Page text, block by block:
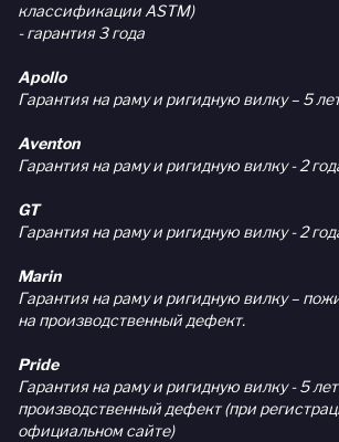
классификации ASTM)
- гарантия 3 года
Apollo
Гарантия на раму и ригидную вилку – 5
Aventon
Гарантия на раму и ригидную вилку - 2
GT
Гарантия на раму и ригидную вилку - 2
Marin
Гарантия на раму и ригидную вилку –
на производственный дефект.
Pride
Гарантия на раму и ригидную вилку - 5
производственный дефект (при
официальном сайте)